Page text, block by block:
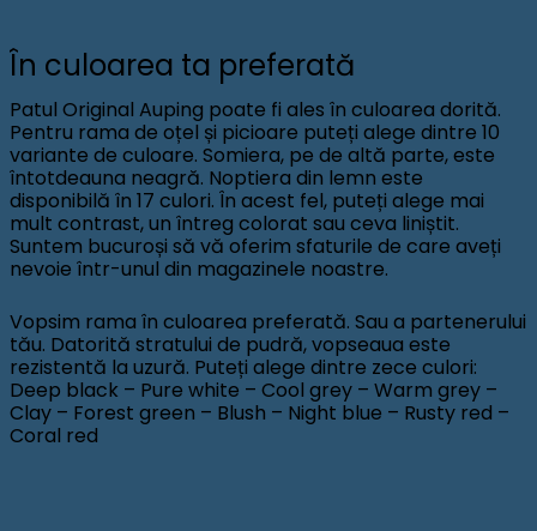
În culoarea ta preferată
Patul Original Auping poate fi ales în culoarea dorită.
Pentru rama de oțel și picioare puteți alege dintre 10
variante de culoare. Somiera, pe de altă parte, este
întotdeauna neagră. Noptiera din lemn este
disponibilă în 17 culori. În acest fel, puteți alege mai
mult contrast, un întreg colorat sau ceva liniștit.
Suntem bucuroși să vă oferim sfaturile de care aveți
nevoie într-unul din magazinele noastre.
Vopsim rama în culoarea preferată. Sau a partenerului
tău. Datorită stratului de pudră, vopseaua este
rezistentă la uzură. Puteți alege dintre zece culori:
Deep black – Pure white – Cool grey – Warm grey –
Clay – Forest green – Blush – Night blue – Rusty red –
Coral red